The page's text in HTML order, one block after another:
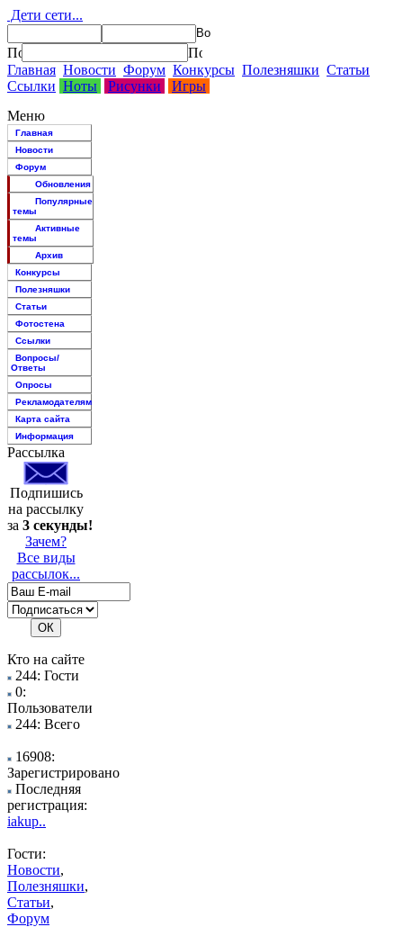
Дети сети...
Главная Новости Форум Конкурсы Полезняшки Статьи
Ссылки Ноты Рисунки
Игры
Меню
Главная
Новости
Форум
Обновления
Популярные
темы
Активные
темы
Архив
Конкурсы
Полезняшки
Статьи
Фотостена
Ссылки
Вопросы/
Ответы
Опросы
Рекламодателям
Карта сайта
Информация
Рассылка
Подпишись
на рассылку
за 3 секунды!
Зачем?
Все виды
рассылок...
Кто на сайте
244: Гости
0:
Пользователи
244: Всего
16908:
Зарегистрировано
Последняя
регистрация:
iakup..
Гости:
Новости,
Полезняшки,
Статьи,
Форум